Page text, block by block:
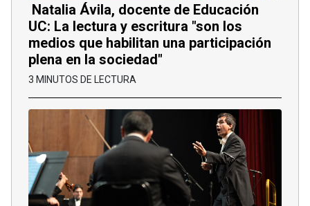
Natalia Ávila, docente de Educación
UC: La lectura y escritura "son los
medios que habilitan una participación
plena en la sociedad"
3 MINUTOS DE LECTURA